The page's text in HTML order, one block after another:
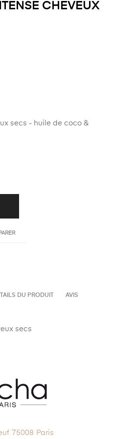
CHEVEUX
secs - huile de coco &
DU PRODUIT AVIS
secs
75008 Paris